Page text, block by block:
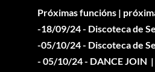
Próximas funcións |
-18/09/24 - Discoteca de
-05/10/24 - Discoteca de
- 05/10/24 - DANCE JOIN